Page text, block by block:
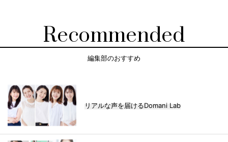
Recommended
編集部のおすすめ
リアルな声を届けるDomani Lab